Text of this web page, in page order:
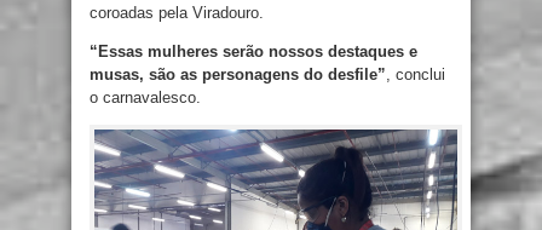
coroadas pela Viradouro.
“Essas mulheres serão nossos destaques e
musas, são as personagens do desfile” , conclui
o carnavalesco.